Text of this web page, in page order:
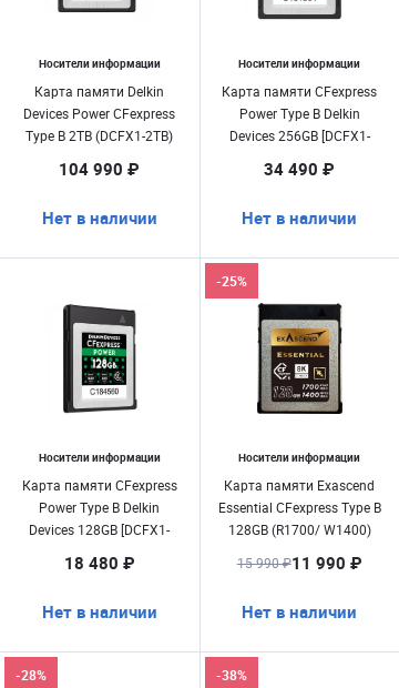
Носители информации
Карта памяти Delkin
Devices Power CFexpress
Type B 2TB (DCFX1-2TB)
104 990 ₽
Нет в наличии
Носители информации
Карта памяти CFexpress
Power Type B Delkin
Devices 256GB [DCFX1-
34 490 ₽
Нет в наличии
Носители информации
Карта памяти CFexpress
Power Type B Delkin
Devices 128GB [DCFX1-
18 480 ₽
Нет в наличии
Носители информации
Карта памяти Exascend
Essential CFexpress Type B
128GB (R1700/ W1400)
-25%
15 990 ₽11 990 ₽
Нет в наличии
-28% -38%